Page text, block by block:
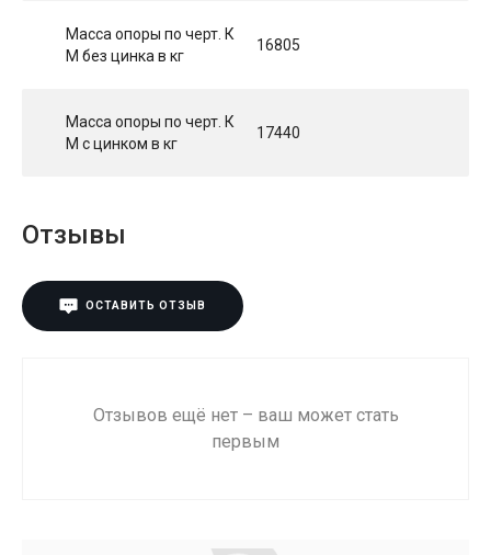
Масса опоры по черт. К
М без цинка в кг
16805
Масса опоры по черт. К
М с цинком в кг
17440
Отзывы
ОСТАВИТЬ ОТЗЫВ
Отзывов ещё нет – ваш может стать
первым